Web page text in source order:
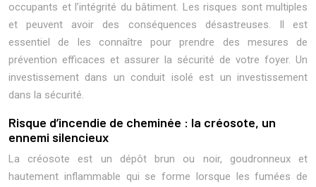
occupants et l’intégrité du bâtiment. Les risques sont multiples
et peuvent avoir des conséquences désastreuses. Il est
essentiel de les connaître pour prendre des mesures de
prévention efficaces et assurer la sécurité de votre foyer. Un
investissement dans un conduit isolé est un investissement
dans la sécurité.
Risque d’incendie de cheminée : la créosote, un
ennemi silencieux
La créosote est un dépôt brun ou noir, goudronneux et
hautement inflammable qui se forme lorsque les fumées de